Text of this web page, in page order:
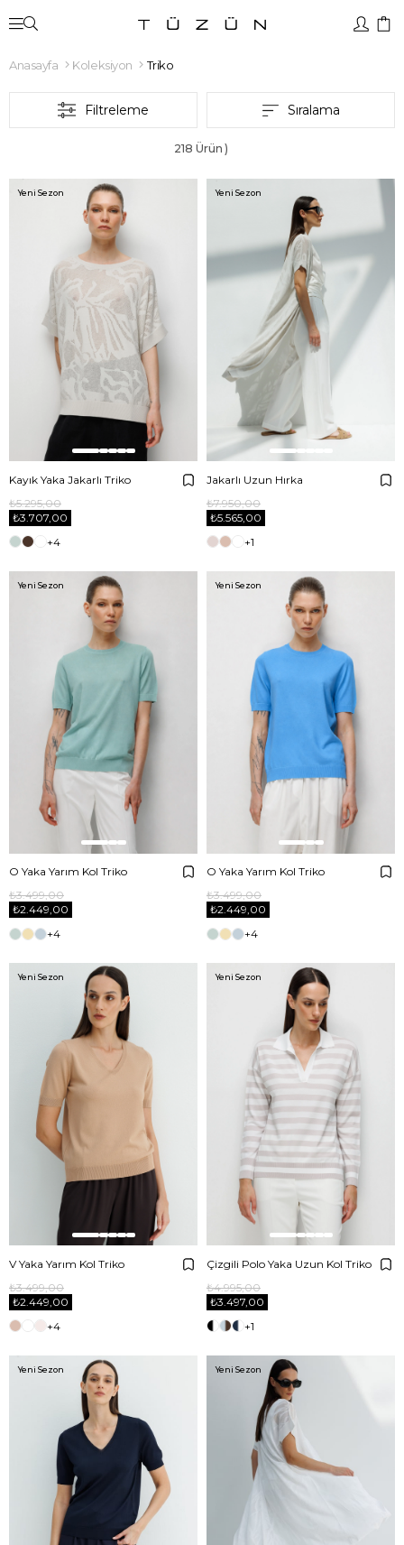
Anasayfa Koleksiyon Triko
Filtreleme Sıralama
218 Ürün
Kayık Yaka Jakarlı Triko
₺3.707,00
₺5.295,00
+4
Yeni Sezon
Jakarlı Uzun Hırka
₺5.565,00
₺7.950,00
+1
Yeni Sezon
O Yaka Yarım Kol Triko
₺2.449,00
₺3.499,00
+4
Yeni Sezon
O Yaka Yarım Kol Triko
₺2.449,00
₺3.499,00
+4
Yeni Sezon
V Yaka Yarım Kol Triko
₺2.449,00
₺3.499,00
+4
Yeni Sezon
Çizgili Polo Yaka Uzun Kol Triko
₺3.497,00
₺4.995,00
+1
Yeni Sezon
Yeni Sezon Yeni Sezon